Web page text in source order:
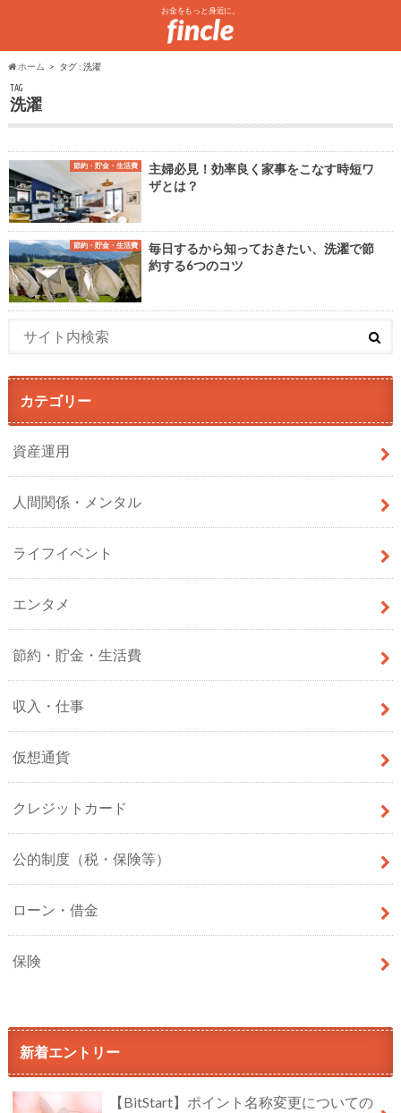
お金をもっと身近に。
ホーム タグ : 洗濯
TAG
洗濯
節約・貯金・生活費
主婦必見！効率良く家事をこなす時短ワ
ザとは？
節約・貯金・生活費
毎日するから知っておきたい、洗濯で節
約する6つのコツ
カテゴリー
資産運用
人間関係・メンタル
ライフイベント
エンタメ
節約・貯金・生活費
収入・仕事
仮想通貨
クレジットカード
公的制度（税・保険等）
ローン・借金
保険
新着エントリー
【BitStart】ポイント名称変更についての